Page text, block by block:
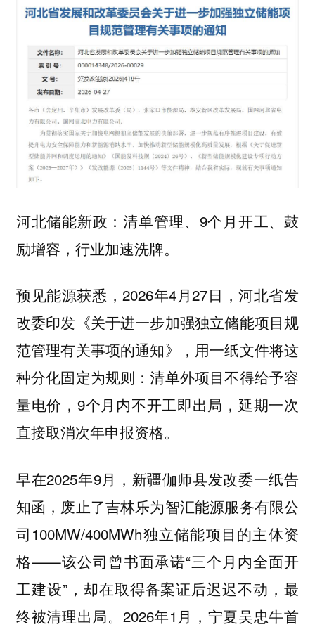
河北储能新政：清单管理、9个月开工、鼓
励增容，行业加速洗牌。
预见能源获悉，2026年4月27日，河北省发
改委印发《关于进一步加强独立储能项目规
范管理有关事项的通知》，用一纸文件将这
种分化固定为规则：清单外项目不得给予容
量电价，9个月内不开工即出局，延期一次
直接取消次年申报资格。
早在2025年9月，新疆伽师县发改委一纸告
知函，废止了吉林乐为智汇能源服务有限公
司100MW/400MWh独立储能项目的主体资
格——该公司曾书面承诺“三个月内全面开
工建设”，却在取得备案证后迟迟不动，最
终被清理出局。2026年1月，宁夏吴忠牛首